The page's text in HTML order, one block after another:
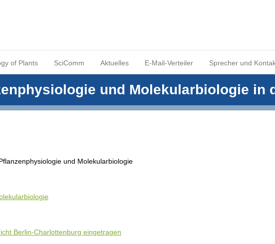
of Plants SciComm Aktuelles E-Mail-Verteiler Sprecher und
und Molekularbiologie in
und Molekularbiologie
Berlin-Charlottenburg eingetragen